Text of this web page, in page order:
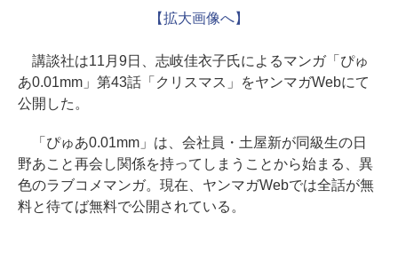
【拡大画像へ】
講談社は11月9日、志岐佳衣子氏によるマンガ「ぴゅ
あ0.01mm」第43話「クリスマス」をヤンマガWebにて
公開した。
「ぴゅあ0.01mm」は、会社員・土屋新が同級生の日
野あこと再会し関係を持ってしまうことから始まる、異
色のラブコメマンガ。現在、ヤンマガWebでは全話が無
料と待てば無料で公開されている。